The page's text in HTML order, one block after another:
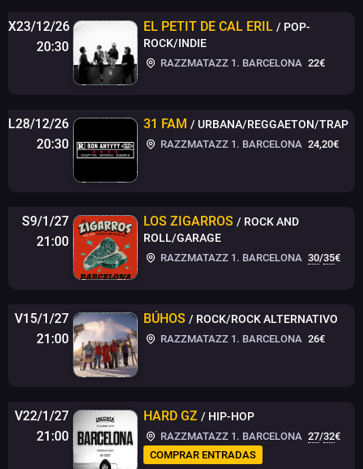
X23/12/26
20:30
EL PETIT DE CAL ERIL / POP-
ROCK/INDIE
RAZZMATAZZ 1. BARCELONA 22€
L28/12/26
20:30
31 FAM / URBANA/REGGAETON/TRAP
RAZZMATAZZ 1. BARCELONA 24,20€
S9/1/27
21:00
LOS ZIGARROS / ROCK AND
ROLL/GARAGE
RAZZMATAZZ 1. BARCELONA 30/35€
V15/1/27
21:00
BÚHOS / ROCK/ROCK ALTERNATIVO
RAZZMATAZZ 1. BARCELONA 26€
V22/1/27
21:00
HARD GZ / HIP-HOP
RAZZMATAZZ 1. BARCELONA 27/32€
COMPRAR ENTRADAS